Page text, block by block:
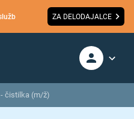
ZA DELODAJALCE
čistilka (m/ž)